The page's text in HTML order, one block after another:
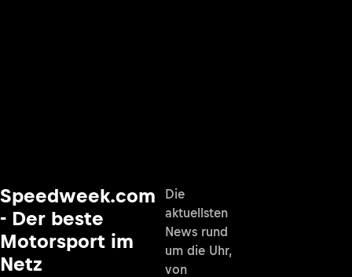
Speedweek.com
- Der beste
Motorsport im
Netz
Die
aktuellsten
News rund
um die Uhr,
von